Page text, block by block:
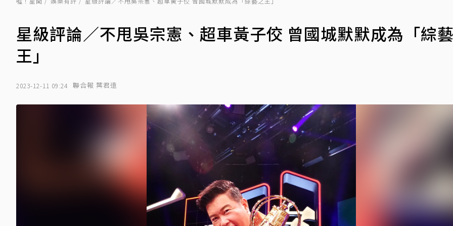
星級評論／不甩吳宗憲、超車黃子佼 曾國城默默成為「綜
王」
2023-12-11 09:24 聯合報 葉君遠